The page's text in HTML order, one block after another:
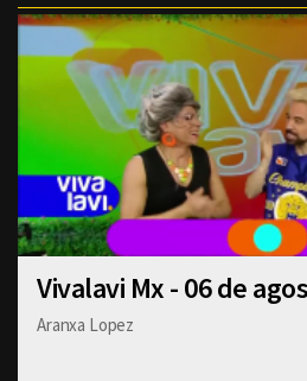
Vivalavi Mx - 06 de
Aranxa Lopez